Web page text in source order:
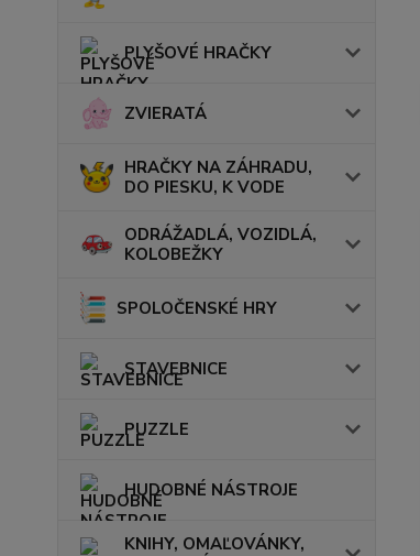
PLYŠOVÉ HRAČKY
ZVIERATÁ
HRAČKY NA ZÁHRADU,
DO PIESKU, K VODE
ODRÁŽADLÁ, VOZIDLÁ,
KOLOBEŽKY
SPOLOČENSKÉ HRY
STAVEBNICE
PUZZLE
HUDOBNÉ NÁSTROJE
KNIHY, OMAĽOVÁNKY,